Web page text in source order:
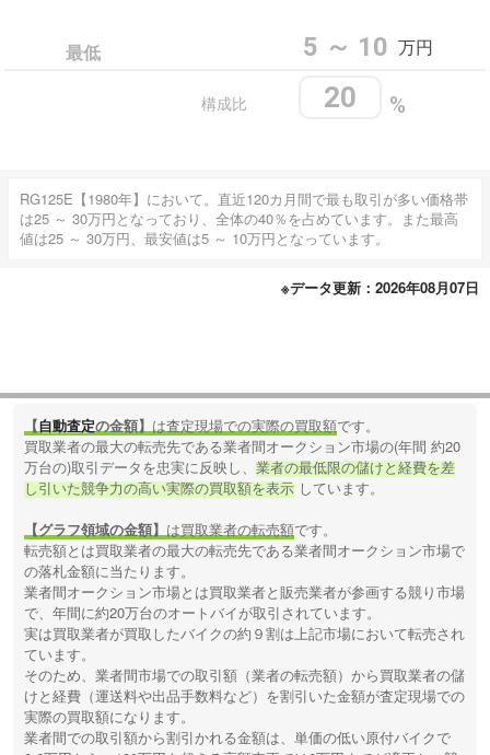
最低 5 ～ 10 万円
%
20
構成比
RG125E【1980年】において。直近120カ月間で最も取引が多い価格帯
は25 ～ 30万円となっており、全体の40％を占めています。また最高
値は25 ～ 30万円、最安値は5 ～ 10万円となっています。
※データ更新：2026年08月07日
【自動査定の金額】 は査定現場での実際の買取額です。
買取業者の最大の転売先である業者間オークション市場の(年間 約20
万台の)取引データを忠実に反映し、業者の最低限の儲けと経費を差
し引いた競争力の高い実際の買取額を表示 しています。
【グラフ領域の金額】 は買取業者の転売額です。
転売額とは買取業者の最大の転売先である業者間オークション市場で
の落札金額に当たります。
業者間オークション市場とは買取業者と販売業者が参画する競り市場
で、年間に約20万台のオートバイが取引されています。
実は買取業者が買取したバイクの約９割は上記市場において転売され
ています。
そのため、業者間市場での取引額（業者の転売額）から買取業者の儲
けと経費（運送料や出品手数料など）を割引いた金額が査定現場での
実際の買取額になります。
業者間での取引額から割引かれる金額は、単価の低い原付バイクで